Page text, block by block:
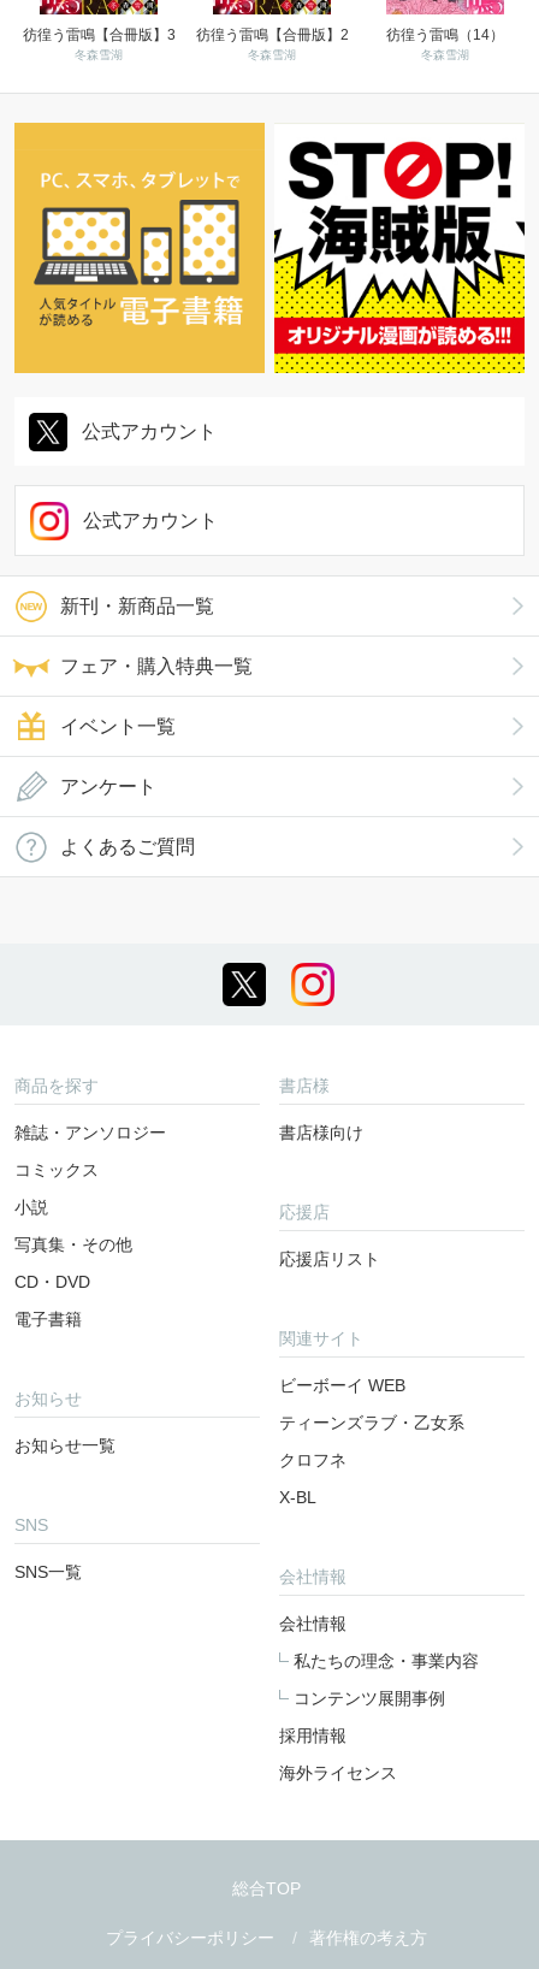
彷徨う雷鳴【合冊版】3
冬森雪湖
彷徨う雷鳴【合冊版】2
冬森雪湖
彷徨う雷鳴（14）
冬森雪湖
新刊・新商品一覧
フェア・購入特典一覧
イベント一覧
公式アカウント
公式アカウント
アンケート
よくあるご質問
商品を探す
雑誌・アンソロジー
コミックス
小説
写真集・その他
CD・DVD
電子書籍
お知らせ
お知らせ一覧
SNS
SNS一覧
書店様
書店様向け
応援店
応援店リスト
関連サイト
ビーボーイ WEB
ティーンズラブ・乙女系
クロフネ
X-BL
会社情報
会社情報
私たちの理念・事業内容
コンテンツ展開事例
採用情報
海外ライセンス
総合TOP
プライバシーポリシー 著作権の考え方